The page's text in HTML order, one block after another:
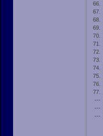
66.
67.
68.
69.
70.
71.
72.
73.
74.
75.
76.
77.
---
---
---